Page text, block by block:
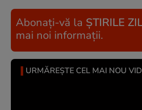
Abonați-vă la ȘTIRILE
mai noi informații.
URMĂREȘTE CEL MAI NOU